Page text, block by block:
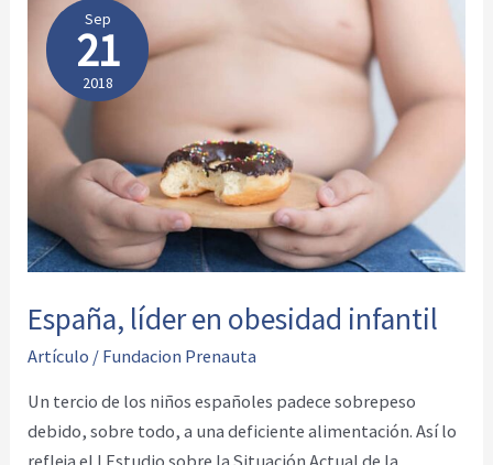
escuelasSep
21
2018
España, líder en obesidad infantil
Artículo / Fundacion Prenauta
Un tercio de los niños españoles padece sobrepeso
debido, sobre todo, a una deficiente alimentación. Así lo